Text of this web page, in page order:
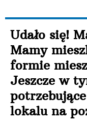
Udało się!
Mamy
formie
Jeszcze w
lokalu na